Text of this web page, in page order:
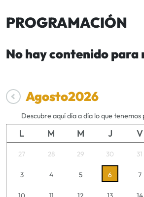
PROGRAMACIÓN
No hay contenido
Agosto2026
Descubre aquí día a día lo que
L M M J V
27 28 29 30 31
3 4 5 6 7